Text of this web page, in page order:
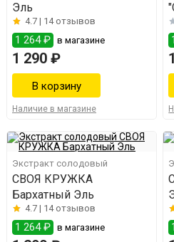
Эль
4.7 | 14 отзывов
1 264 ₽ в магазине
1 290 ₽
Наличие в магазине
Экстракт солодовый
СВОЯ КРУЖКА
Бархатный Эль
4.7 | 14 отзывов
1 264 ₽ в магазине